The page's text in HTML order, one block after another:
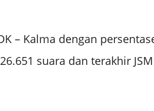
– Kalma dengan
suara dan terakhir JSM